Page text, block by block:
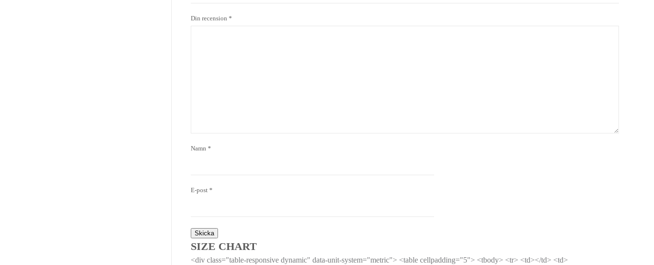
Din recension *
Namn *
E-post *
SIZE CHART
<div class="table-responsive dynamic" data-unit-system="metric"> <table cellpadding="5"> <tbody> <tr> <td></td> <td>